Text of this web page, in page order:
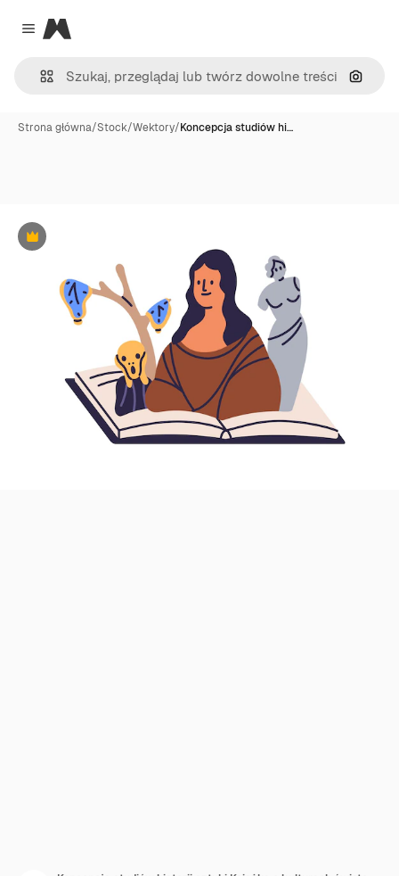
Close menu
Magnific
Szukaj
Strona główna/Stock/Wektory/Koncepcja studiów hi…
Premium